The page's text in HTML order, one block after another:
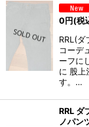
0円(税
RRL(ダ
コーデ
ーフに
に 股上
す。…
RRL ダ
ノパン